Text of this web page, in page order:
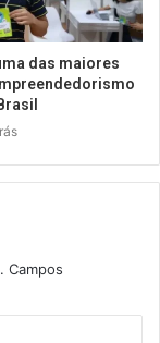
das maiores
Campos